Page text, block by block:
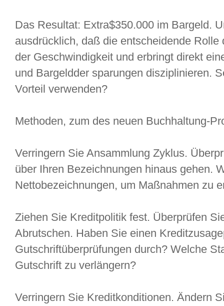
Das Resultat: Extra$350.000 im Bargeld.
ausdrücklich, daß die entscheidende
der Geschwindigkeit und erbringt direkt
und Bargeldder sparungen disziplinieren.
Vorteil verwenden?
Methoden, zum des neuen Buchhaltung-
Verringern Sie Ansammlung Zyklus.
über Ihren Bezeichnungen hinaus gehen.
Nettobezeichnungen, um Maßnahmen zu
Ziehen Sie Kreditpolitik fest. Überprüfen
Abrutschen. Haben Sie einen
Gutschriftüberprüfungen durch? Welche
Gutschrift zu verlängern?
Verringern Sie Kreditkonditionen. Ändern